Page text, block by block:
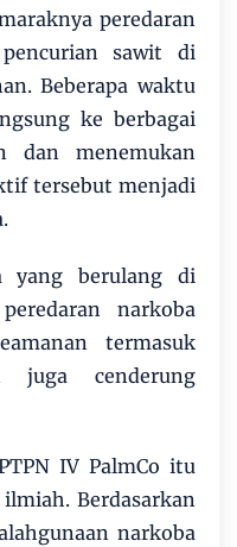
peredaran
sawit di
Beberapa waktu
ke berbagai
dan menemukan
tersebut menjadi
yang berulang di
narkoba
termasuk
juga cenderung
IV PalmCo itu
Berdasarkan
narkoba